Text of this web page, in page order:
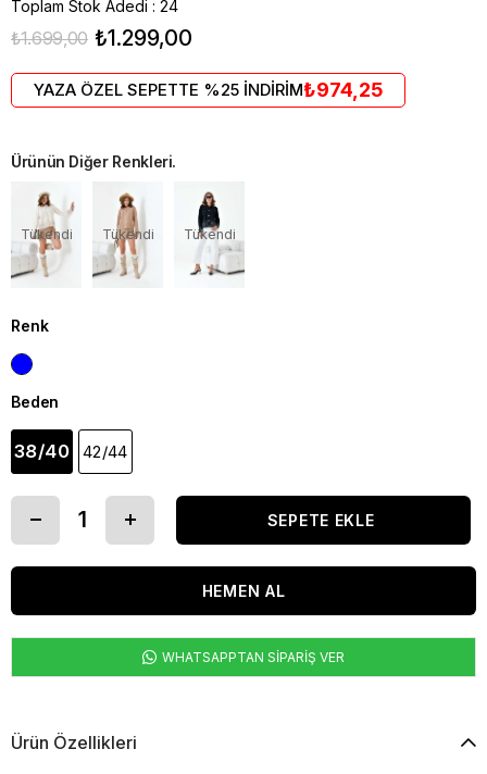
Toplam Stok Adedi : 24
₺1.699,00 ₺1.299,00
YAZA ÖZEL SEPETTE %25 İNDİRİM₺974,25
Ürünün Diğer Renkleri.
Tükendi Tükendi Tükendi
Renk
Beden
38/40 42/44
WHATSAPPTAN SİPARİŞ VER
Ürün Özellikleri